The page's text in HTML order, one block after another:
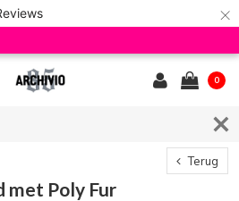
×
0
Terug
met Poly Fur